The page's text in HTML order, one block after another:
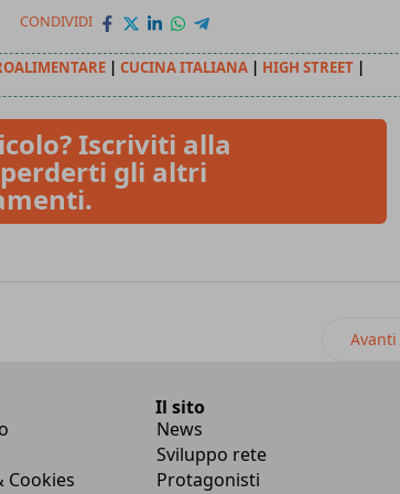
CONDIVIDI
| CUCINA ITALIANA | HIGH STREET |
Iscriviti alla
gli altri
20 locali in Italia Avanti
Il sito
Cookies
News
Sviluppo rete
Protagonisti